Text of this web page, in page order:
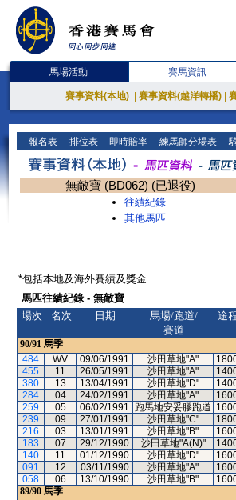
馬場活動 賽馬資訊
賽事資料(本地) 賽事資料(越洋轉播)
報名表 排位表 即時賠率 練馬師分場表
無敵寶 (BD062) (已退役)
往績紀錄
其他馬匹
*包括本地及海外賽績及獎金
馬匹往績紀錄 - 無敵寶
場次
名次 日期
馬場/跑道/
賽道
途
90/91 馬季
484
WV 09/06/1991 沙田草地"A"
455
11 26/05/1991 沙田草地"A"
380
13 13/04/1991 沙田草地"D"
284
04 24/02/1991 沙田草地"A"
259
05 06/02/1991 跑馬地安妥膠跑道
239
09 27/01/1991 沙田草地"C"
216
03 13/01/1991 沙田草地"B"
183
07 29/12/1990 沙田草地"A(N)"
140
11 01/12/1990 沙田草地"D"
091
12 03/11/1990 沙田草地"A"
058
06 13/10/1990 沙田草地"B"
89/90 馬季